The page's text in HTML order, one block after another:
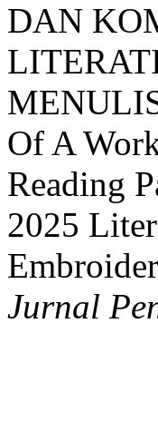
DAN
Of A
Reading
2025
Jurnal